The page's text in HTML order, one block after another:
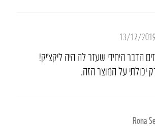
13/12/2019
הדבר היחידי שעזר לה היה ליקצ’יק!
יכולתי על המוצר הזה.
Rona